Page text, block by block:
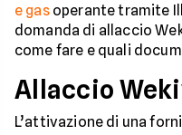
e gasoperante tramite
domanda di allaccio
come fare e quali
Allaccio
L’attivazione di una